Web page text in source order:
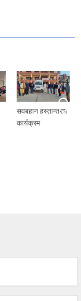
सवबहान हस्तान्तरण
कार्यक्रम